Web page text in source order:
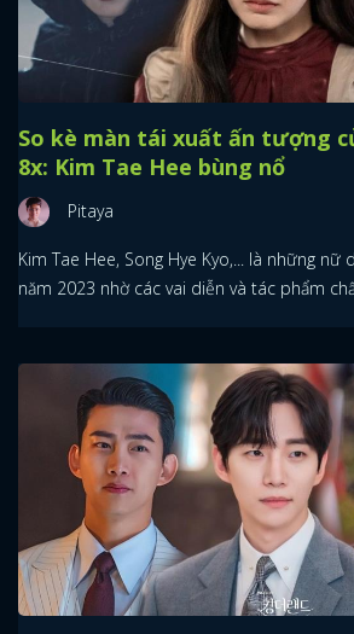
So kè màn tái xuất ấn tượng
8x: Kim Tae Hee bùng nổ
Pitaya
Kim Tae Hee, Song Hye Kyo,... là những nữ
năm 2023 nhờ các vai diễn và tác phẩm